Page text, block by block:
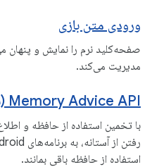
ورودی متن بازی
صفحه‌کلید نرم را نمایش و پنهان
مدیریت می‌کند.
Memory Advice API (بتا)
با تخمین استفاده از حافظه و
استفاده از حافظه باقی بمانند.